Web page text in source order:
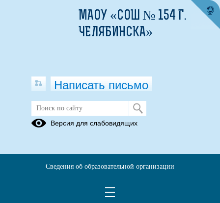
Группа подготовки к школе
«Дошколенок»
В Школе №154 г. Челябинска открыта запись детей в группу
классу проводят педагоги Школы №154 по адресу ул. С. Юлаева,
13. Здесь ребята научатся основам математики, письма, чтения и
МАОУ «СОШ № 154 Г.
ЧЕЛЯБИНСКА»
Написать письмо
Версия для слабовидящих
Сведения об образовательной организации